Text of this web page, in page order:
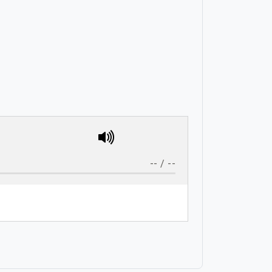
-- / --